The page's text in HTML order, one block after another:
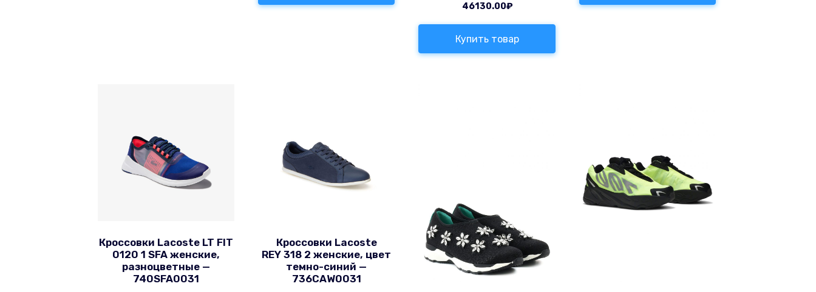
46130.00₽
Купить товар
Кроссовки Lacoste LT FIT
0120 1 SFA женские,
разноцветные —
740SFA0031
Кроссовки Lacoste
REY 318 2 женские, цвет
темно-синий —
736CAW0031